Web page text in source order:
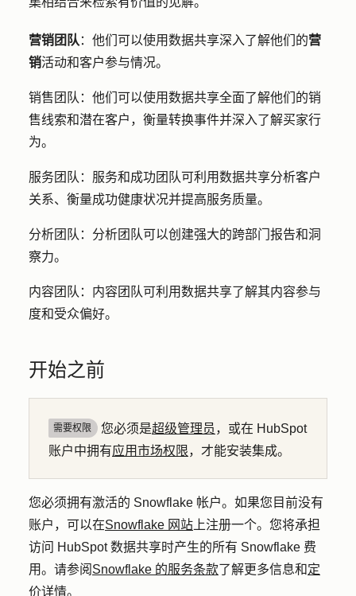
营销团队 ：他们可以使用数据共享深入了解他们的营
销活动和客户参与情况。
销售团队 ：他们可以使用数据共享全面了解他们的销
售线索和潜在客户，衡量转换事件并深入了解买家行
为。
服务团队 ：服务和成功团队可利用数据共享分析客户
关系、衡量成功健康状况并提高服务质量。
分析团队 ：分析团队可以创建强大的跨部门报告和洞
察力。
内容团队 ：内容团队可利用数据共享了解其内容参与
度和受众偏好。
开始之前
需要权限 您必须是超级管理员 ，或在 HubSpot
账户中拥有应用市场权限，才能安装集成。
您必须拥有激活的 Snowflake 帐户。如果您目前没有
账户，可以在Snowflake 网站 上注册一个。您将承担
访问 HubSpot 数据共享时产生的所有 Snowflake 费
用。请参阅 Snowflake 的服务条款了解更多信息和定
价详情。